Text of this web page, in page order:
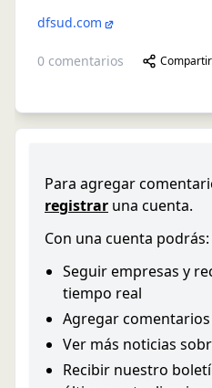
dfsud.com
0 comentarios Compartir
Para agregar
registrar una cuenta.
Con una cuenta podrás:
Seguir empresas y
tiempo real
Agregar
Ver más noticias
Recibir nuestro